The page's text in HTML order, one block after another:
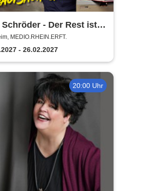
Schröder - Der Rest ist
MEDIO.RHEIN.ERFT.
- 26.02.2027
20:00 Uhr